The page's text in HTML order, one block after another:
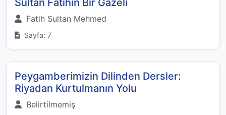
Sultan Fatihin Bir Gazeli
Fatih Sultan Mehmed
Sayfa: 7
Peygamberimizin Dilinden Dersler:
Riyadan Kurtulmanın Yolu
Belirtilmemiş